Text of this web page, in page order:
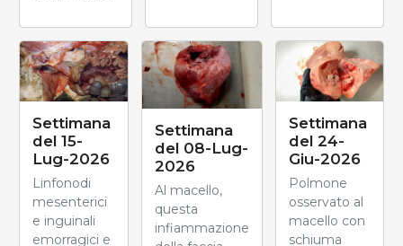
Settimana
del 15-
Lug-2026
Linfonodi
mesenterici
e inguinali
emorragici e
Settimana
del 08-Lug-
2026
Al macello,
questa
infiammazione
Settimana
del 24-
Giu-2026
Polmone
osservato al
macello con
schiuma